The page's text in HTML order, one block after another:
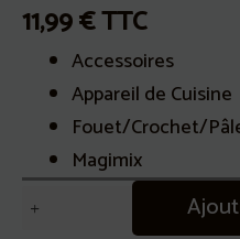
11,99€TTC
Accessoires
Appareil de Cuisine
Fouet/Crochet/
Magimix
quantité